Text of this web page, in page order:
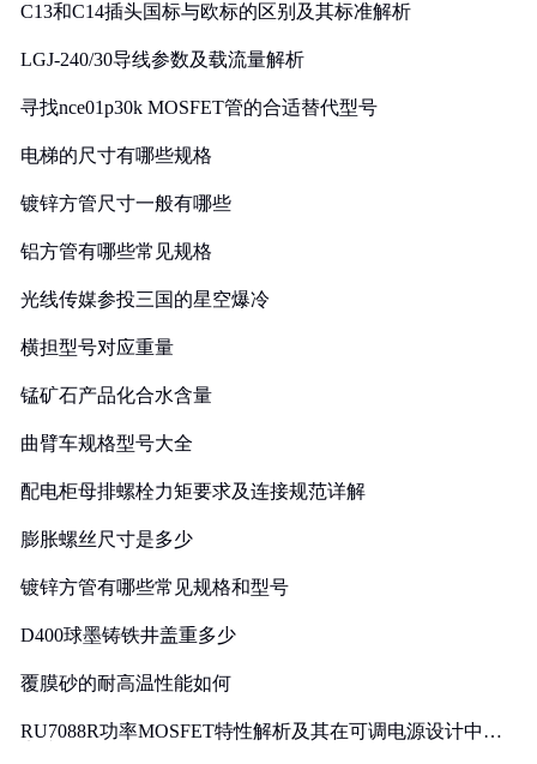
C13和C14插头国标与欧标的区别及其标准解析
LGJ-240/30导线参数及载流量解析
寻找nce01p30k MOSFET管的合适替代型号
电梯的尺寸有哪些规格
镀锌方管尺寸一般有哪些
铝方管有哪些常见规格
光线传媒参投三国的星空爆冷
横担型号对应重量
锰矿石产品化合水含量
曲臂车规格型号大全
配电柜母排螺栓力矩要求及连接规范详解
膨胀螺丝尺寸是多少
镀锌方管有哪些常见规格和型号
D400球墨铸铁井盖重多少
覆膜砂的耐高温性能如何
RU7088R功率MOSFET特性解析及其在可调电源设计中的